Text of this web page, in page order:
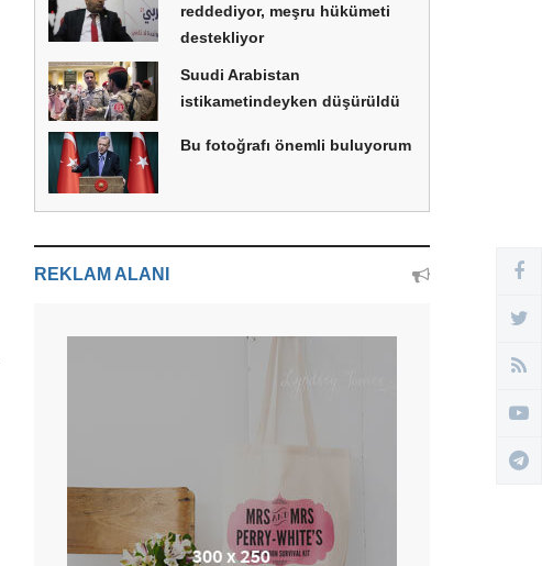
reddediyor, meşru hükümeti
destekliyor
Suudi Arabistan
istikametindeyken düşürüldü
Bu fotoğrafı önemli buluyorum
REKLAM ALANI